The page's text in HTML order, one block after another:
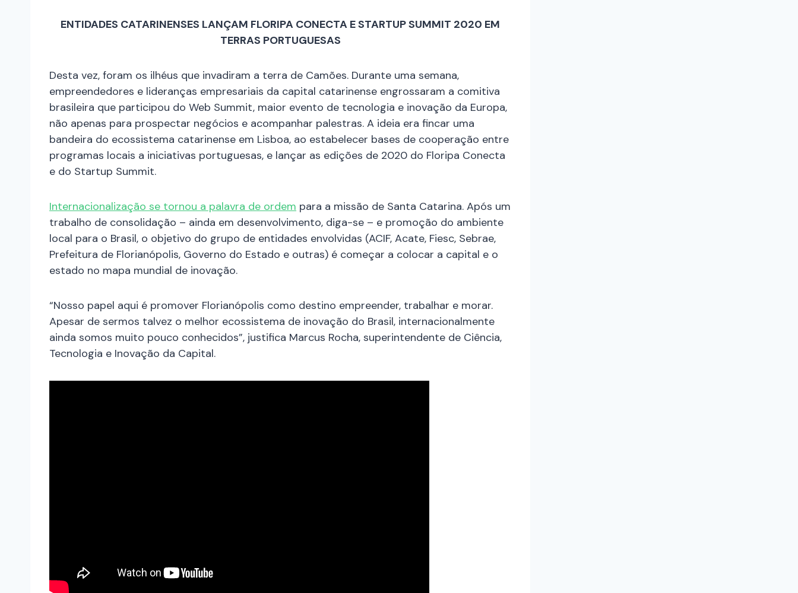
ENTIDADES CATARINENSES LANÇAM FLORIPA CONECTA E STARTUP SUMMIT 2020 EM
TERRAS PORTUGUESAS
Desta vez, foram os ilhéus que invadiram a terra de Camões. Durante uma semana,
empreendedores e lideranças empresariais da capital catarinense engrossaram a comitiva
brasileira que participou do Web Summit, maior evento de tecnologia e inovação da Europa,
não apenas para prospectar negócios e acompanhar palestras. A ideia era fincar uma
bandeira do ecossistema catarinense em Lisboa, ao estabelecer bases de cooperação entre
programas locais a iniciativas portuguesas, e lançar as edições de 2020 do Floripa Conecta
e do Startup Summit.
Internacionalização se tornou a palavra de ordem para a missão de Santa Catarina. Após um
trabalho de consolidação – ainda em desenvolvimento, diga-se – e promoção do ambiente
local para o Brasil, o objetivo do grupo de entidades envolvidas (ACIF, Acate, Fiesc, Sebrae,
Prefeitura de Florianópolis, Governo do Estado e outras) é começar a colocar a capital e o
estado no mapa mundial de inovação.
“Nosso papel aqui é promover Florianópolis como destino empreender, trabalhar e morar.
Apesar de sermos talvez o melhor ecossistema de inovação do Brasil, internacionalmente
ainda somos muito pouco conhecidos”, justifica Marcus Rocha, superintendente de Ciência,
Tecnologia e Inovação da Capital.